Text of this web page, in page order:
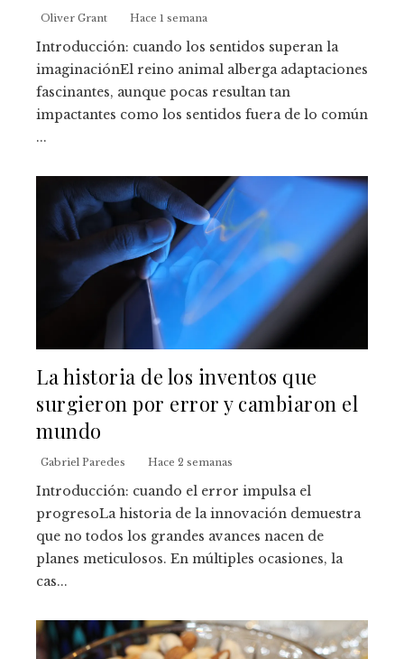
Oliver Grant Hace 1 semana
Introducción: cuando los sentidos superan la
imaginaciónEl reino animal alberga adaptaciones
fascinantes, aunque pocas resultan tan
impactantes como los sentidos fuera de lo común
...
La historia de los inventos que
surgieron por error y cambiaron el
mundo
Gabriel Paredes Hace 2 semanas
Introducción: cuando el error impulsa el
progresoLa historia de la innovación demuestra
que no todos los grandes avances nacen de
planes meticulosos. En múltiples ocasiones, la
cas...